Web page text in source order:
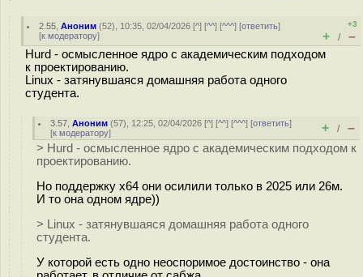
2.55 ,Аноним (52), 10:35, 02/04/2026 [^] [^^] [^^^] [ответить]
[к модератору]
+3
+ / –
Hurd - осмысленное ядро с академическим подходом
к проектированию.
Linux - затянувшаяся домашняя работа одного
студента.
3.57 ,Аноним (57), 12:25, 02/04/2026 [^] [^^] [^^^] [ответить]
[к модератору] + / –
> Hurd - осмысленное ядро с академическим подходом к
проектированию.
Но поддержку х64 они осилили только в 2025 или 26м.
И то она одном ядре))
> Linux - затянувшаяся домашняя работа одного
студента.
У которой есть одно неоспоримое достоинство - она